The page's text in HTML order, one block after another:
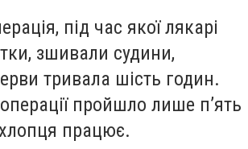
під час якої лякарі
зшивали судини,
тривала шість годин.
пройшло лише п’ять
хлопця працює.